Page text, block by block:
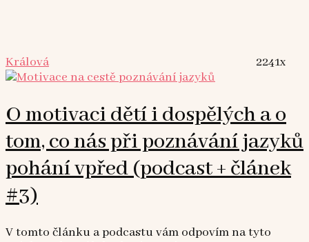
Králová 2241x
O motivaci dětí i dospělých a o
tom, co nás při poznávání jazyků
pohání vpřed (podcast + článek
#3)
V tomto článku a podcastu vám odpovím na tyto